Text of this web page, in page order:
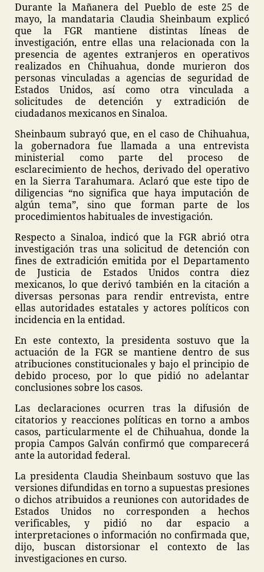
Durante la Mañanera del Pueblo de este 25 de
mayo, la mandataria Claudia Sheinbaum explicó
que la FGR mantiene distintas líneas de
investigación, entre ellas una relacionada con la
presencia de agentes extranjeros en operativos
realizados en Chihuahua, donde murieron dos
personas vinculadas a agencias de seguridad de
Estados Unidos, así como otra vinculada a
solicitudes de detención y extradición de
ciudadanos mexicanos en Sinaloa.
Sheinbaum subrayó que, en el caso de Chihuahua,
la gobernadora fue llamada a una entrevista
ministerial como parte del proceso de
esclarecimiento de hechos, derivado del operativo
en la Sierra Tarahumara. Aclaró que este tipo de
diligencias “no significa que haya imputación de
algún tema”, sino que forman parte de los
procedimientos habituales de investigación.
Respecto a Sinaloa, indicó que la FGR abrió otra
investigación tras una solicitud de detención con
fines de extradición emitida por el Departamento
de Justicia de Estados Unidos contra diez
mexicanos, lo que derivó también en la citación a
diversas personas para rendir entrevista, entre
ellas autoridades estatales y actores políticos con
incidencia en la entidad.
En este contexto, la presidenta sostuvo que la
actuación de la FGR se mantiene dentro de sus
atribuciones constitucionales y bajo el principio de
debido proceso, por lo que pidió no adelantar
conclusiones sobre los casos.
Las declaraciones ocurren tras la difusión de
citatorios y reacciones políticas en torno a ambos
casos, particularmente el de Chihuahua, donde la
propia Campos Galván confirmó que comparecerá
ante la autoridad federal.
La presidenta Claudia Sheinbaum sostuvo que las
versiones difundidas en torno a supuestas presiones
o dichos atribuidos a reuniones con autoridades de
Estados Unidos no corresponden a hechos
verificables, y pidió no dar espacio a
interpretaciones o información no confirmada que,
dijo, buscan distorsionar el contexto de las
investigaciones en curso.